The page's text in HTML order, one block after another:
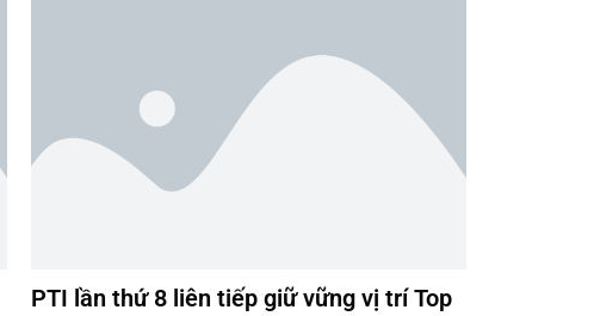
PTI lần thứ 8 liên tiếp giữ vững vị trí Top